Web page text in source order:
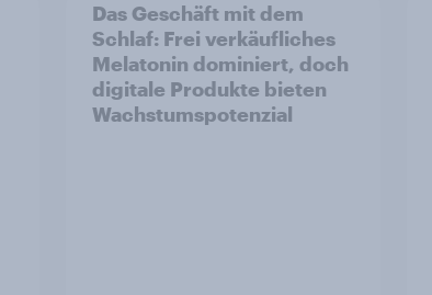
Das Geschäft mit dem
Schlaf: Frei verkäufliches
Melatonin dominiert, doch
digitale Produkte bieten
Wachstumspotenzial